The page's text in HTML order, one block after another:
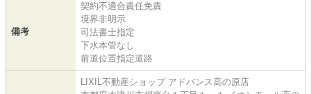
備考
契約不適合責任免責
境界非明示
司法書士指定
下水本管なし
前道位置指定道路
LIXIL不動産ショップ アドバンス高の原店